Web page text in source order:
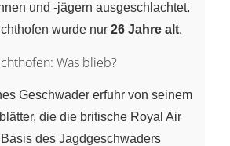
und -jägern ausgeschlachtet.
wurde nur 26 Jahre alt.
Was blieb?
Geschwader erfuhr von seinem
die die britische Royal Air
des Jagdgeschwaders